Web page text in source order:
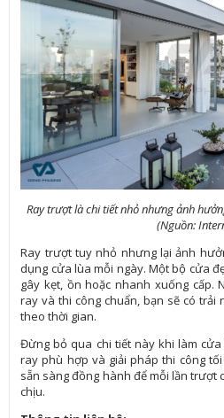
Ray trượt là chi tiết nhỏ nhưng ảnh
(Nguồn:
Ray trượt tuy nhỏ nhưng lại ảnh
dụng cửa lùa mỗi ngày. Một bộ cửa
gây kẹt, ồn hoặc nhanh xuống cấp.
ray và thi công chuẩn, bạn sẽ có trải
theo thời gian.
Đừng bỏ qua chi tiết này khi làm
ray phù hợp và giải pháp thi công
sẵn sàng đồng hành để mỗi lần trượt
chịu.